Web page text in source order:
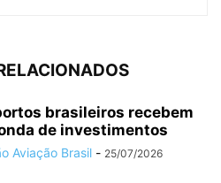
brasileiros recebem
de investimentos
Aviação Brasil - 25/07/2026